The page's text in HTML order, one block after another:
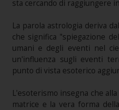
sta cercando di raggiungere
La parola astrologia deriva
che significa "spiegazione
umani e degli eventi nel
un'influenza sugli eventi
punto di vista esoterico
L'esoterismo insegna che
matrice e la vera forma